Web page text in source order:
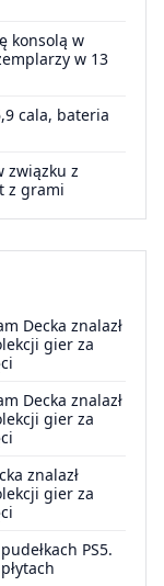
konsolą w
w 13
cala, bateria
związku z
z grami
Decka znalazł
gier za
Decka znalazł
gier za
znalazł
gier za
PS5.